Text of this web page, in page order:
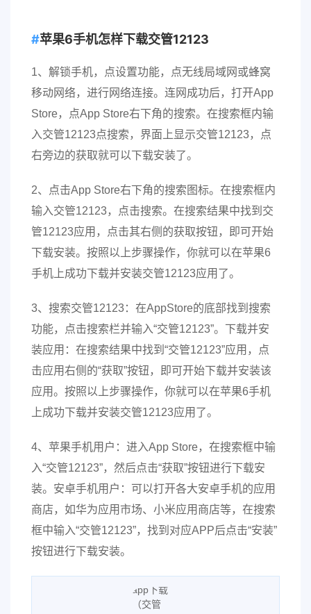
苹果6手机怎样下载交管12123
1、解锁手机，点设置功能，点无线局域网或蜂窝
移动网络，进行网络连接。连网成功后，打开App
Store，点App Store右下角的搜索。在搜索框内输
入交管12123点搜索，界面上显示交管12123，点
右旁边的获取就可以下载安装了。
2、点击App Store右下角的搜索图标。在搜索框内
输入交管12123，点击搜索。在搜索结果中找到交
管12123应用，点击其右侧的获取按钮，即可开始
下载安装。按照以上步骤操作，你就可以在苹果6
手机上成功下载并安装交管12123应用了。
3、搜索交管12123：在AppStore的底部找到搜索
功能，点击搜索栏并输入“交管12123”。下载并安
装应用：在搜索结果中找到“交管12123”应用，点
击应用右侧的“获取”按钮，即可开始下载并安装该
应用。按照以上步骤操作，你就可以在苹果6手机
上成功下载并安装交管12123应用了。
4、苹果手机用户：进入App Store，在搜索框中输
入“交管12123”，然后点击“获取”按钮进行下载安
装。安卓手机用户：可以打开各大安卓手机的应用
商店，如华为应用市场、小米应用商店等，在搜索
框中输入“交管12123”，找到对应APP后点击“安装”
按钮进行下载安装。